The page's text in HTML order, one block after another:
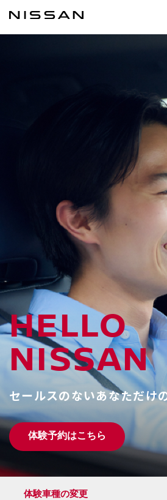
HELLO
NISSAN
セールスのないあなただけ
体験予約はこちら
体験車種の変更